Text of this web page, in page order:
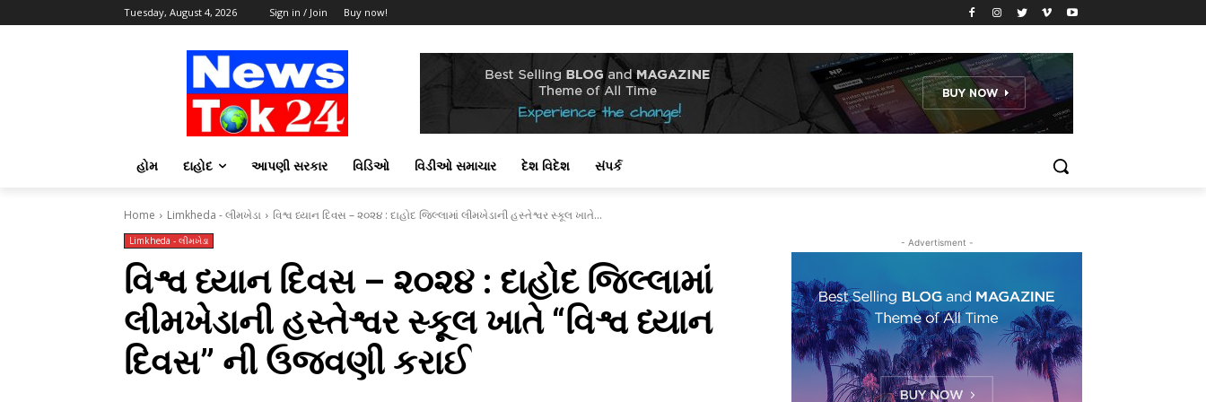
Tuesday, August 4, 2026 Sign in / Join Buy now!
હોમ દાહોદ આપણી સરકાર વિડિઓ વિડીઓ સમાચાર દેશ વિદેશ સંપર્ક
Home Limkheda - લીમખેડા વિશ્વ ધ્યાન દિવસ – ૨૦૨૪ : દાહોદ જિલ્લામાં લીમખેડાની હસ્તેશ્વર સ્કૂલ ખાતે...
Limkheda - લીમખેડા
વિશ્વ ધ્યાન દિવસ – ૨૦૨૪ : દાહોદ જિલ્લામાં
લીમખેડાની હસ્તેશ્વર સ્કૂલ ખાતે “વિશ્વ ધ્યાન
દિવસ” ની ઉજવણી કરાઈ
- Advertisment -